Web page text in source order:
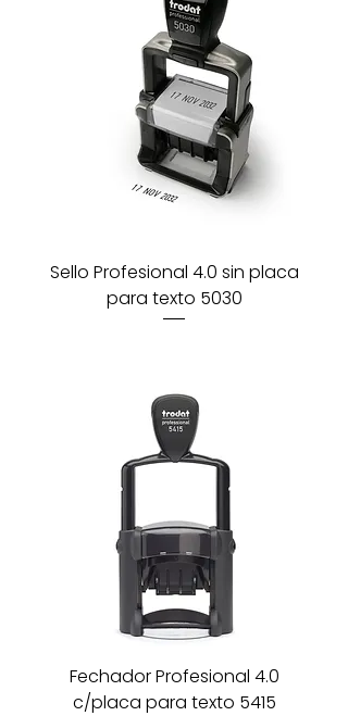
Sello Profesional 4.0 sin placa
para texto 5030
Fechador Profesional 4.0
c/placa para texto 5415